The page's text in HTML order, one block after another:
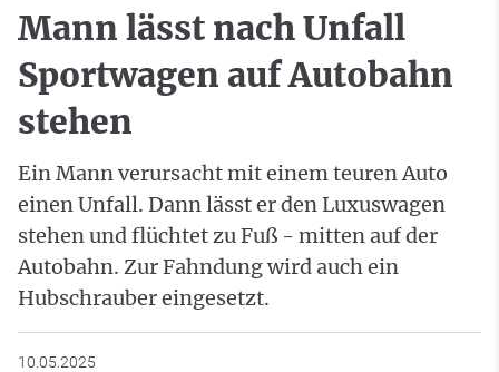
Mann lässt nach Unfall
Sportwagen auf Autobahn
stehen
Ein Mann verursacht mit einem teuren Auto
einen Unfall. Dann lässt er den Luxuswagen
stehen und flüchtet zu Fuß - mitten auf der
Autobahn. Zur Fahndung wird auch ein
Hubschrauber eingesetzt.
10.05.2025